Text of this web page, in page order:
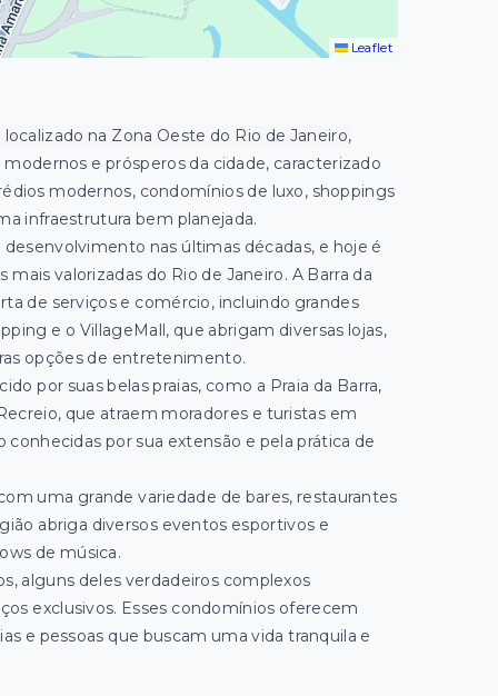
Leaflet
na Zona Oeste do Rio de Janeiro,
modernos e prósperos da cidade, caracterizado
modernos, condomínios de luxo, shoppings
infraestrutura bem planejada.
desenvolvimento nas últimas décadas, e hoje é
mais valorizadas do Rio de Janeiro. A Barra da
de serviços e comércio, incluindo grandes
e o VillageMall, que abrigam diversas lojas,
opções de entretenimento.
por suas belas praias, como a Praia da Barra,
que atraem moradores e turistas em
conhecidas por sua extensão e pela prática de
uma grande variedade de bares, restaurantes
abriga diversos eventos esportivos e
de música.
alguns deles verdadeiros complexos
exclusivos. Esses condomínios oferecem
e pessoas que buscam uma vida tranquila e